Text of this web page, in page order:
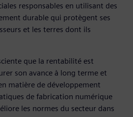
responsables en utilisant des
durable qui protègent ses
et les terres dont ils
que la rentabilité est
son avance à long terme et
matière de développement
de fabrication numérique
les normes du secteur dans